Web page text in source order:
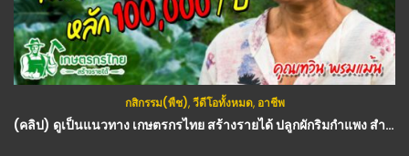
กสิกรรม(พืช),วีดีโอทั้งหมด, อาชีพ
(คลิป) ดูเป็นแนวทาง เกษตรกรไทย สร้างรายได้ ปลูกผักริมกำแพง สำหรับคนพื้นที่น้อย รายได้หลัก 100,000 ต่อปี : วีดีโอ เกษตร